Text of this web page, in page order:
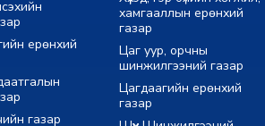
ерөнхий
газар
хамгааллын ерөнхий
газар
Цаг уур, орчны
шинжилгээний газар
Цагдаагийн ерөнхий
газар